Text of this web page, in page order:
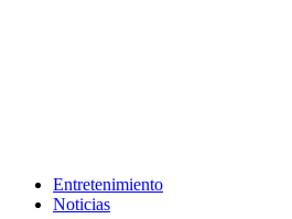
Entretenimiento
Noticias